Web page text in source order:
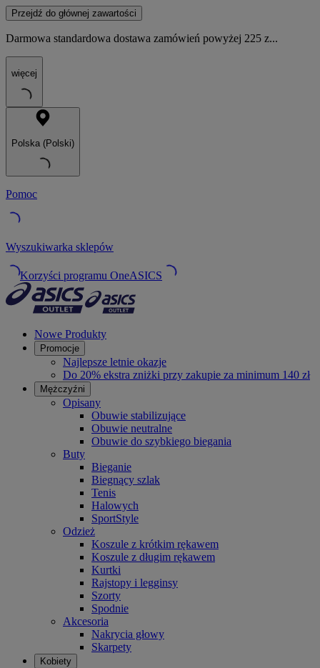
Przejdź do głównej zawartości
Darmowa standardowa dostawa zamówień powyżej 225 z...
więcej
Polska (Polski)
Pomoc
Wyszukiwarka sklepów
Korzyści programu OneASICS
Nowe Produkty
Promocje
Najlepsze letnie okazje
Do 20% ekstra zniżki przy zakupie za minimum 140 zł
Mężczyźni
Opisany
Obuwie stabilizujące
Obuwie neutralne
Obuwie do szybkiego biegania
Buty
Bieganie
Biegnący szlak
Tenis
Halowych
SportStyle
Odzież
Koszule z krótkim rękawem
Koszule z długim rękawem
Kurtki
Rajstopy i legginsy
Szorty
Spodnie
Akcesoria
Nakrycia głowy
Skarpety
Kobiety